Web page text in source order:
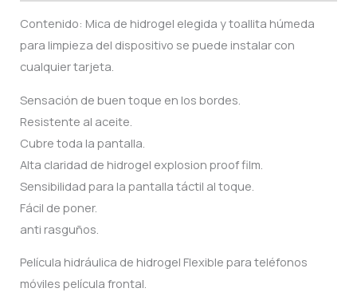
Contenido: Mica de hidrogel elegida y toallita húmeda
para limpieza del dispositivo se puede instalar con
cualquier tarjeta.
Sensación de buen toque en los bordes.
Resistente al aceite.
Cubre toda la pantalla.
Alta claridad de hidrogel explosion proof film.
Sensibilidad para la pantalla táctil al toque.
Fácil de poner.
anti rasguños.
Película hidráulica de hidrogel Flexible para teléfonos
móviles película frontal.